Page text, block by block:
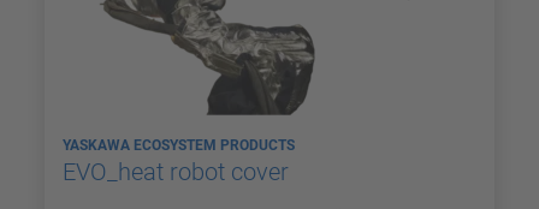
YASKAWA ECOSYSTEM PRODUCTS
EVO_heat robot cover